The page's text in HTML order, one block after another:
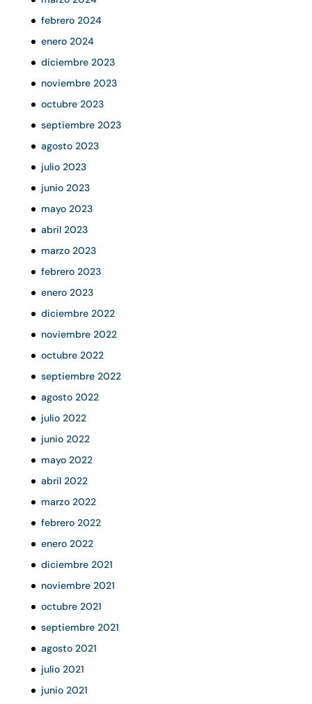
febrero 2024
enero 2024
diciembre 2023
noviembre 2023
octubre 2023
septiembre 2023
agosto 2023
julio 2023
junio 2023
mayo 2023
abril 2023
marzo 2023
febrero 2023
enero 2023
diciembre 2022
noviembre 2022
octubre 2022
septiembre 2022
agosto 2022
julio 2022
junio 2022
mayo 2022
abril 2022
marzo 2022
febrero 2022
enero 2022
diciembre 2021
noviembre 2021
octubre 2021
septiembre 2021
agosto 2021
julio 2021
junio 2021